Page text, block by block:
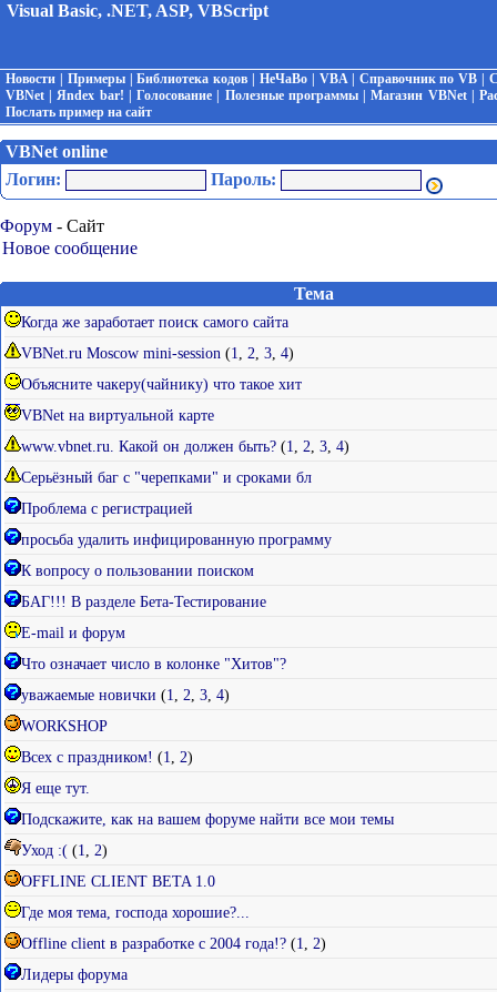
Visual Basic, .NET, ASP, VBScript
Новости Примеры|Библиотека кодов |НеЧаВо VBA| Справочник по VB |
VBNet |Яndex bar! |Голосование Полезные программы|Магазин VBNet|
Послать пример на сайт
VBNet online
Логин:
Пароль:
Форум - Сайт
Новое сообщение
Тема
Когда же заработает поиск самого сайта
VBNet.ru Moscow mini-session (1, 2, 3, 4)
Объясните чакеру(чайнику) что такое хит
VBNet на виртуальной карте
www.vbnet.ru. Какой он должен быть? (1, 2, 3, 4)
Серьёзный баг с "черепками" и сроками бл
Проблема с регистрацией
просьба удалить инфицированную программу
К вопросу о пользовании поиском
БАГ!!! В разделе Бета-Тестирование
E-mail и форум
Что означает число в колонке "Хитов"?
уважаемые новички (1, 2, 3, 4)
WORKSHOP
Всех с праздником! (1, 2)
Я еще тут.
Подскажите, как на вашем форуме найти все мои темы
Уход :( (1, 2)
OFFLINE CLIENT BETA 1.0
Где моя тема, господа хорошие?...
Offline client в разработке с 2004 года!? (1, 2)
Лидеры форума